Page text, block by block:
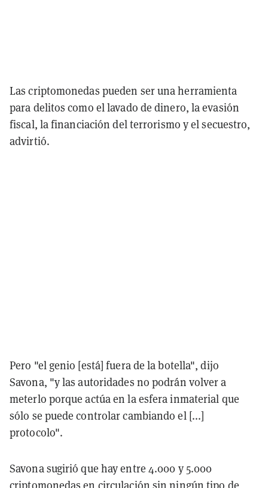
Las criptomonedas pueden ser una herramienta
para delitos como el lavado de dinero, la evasión
fiscal, la financiación del terrorismo y el secuestro,
advirtió.
Pero "el genio [está] fuera de la botella", dijo
Savona, "y las autoridades no podrán volver a
meterlo porque actúa en la esfera inmaterial que
sólo se puede controlar cambiando el [...]
protocolo".
Savona sugirió que hay entre 4.000 y 5.000